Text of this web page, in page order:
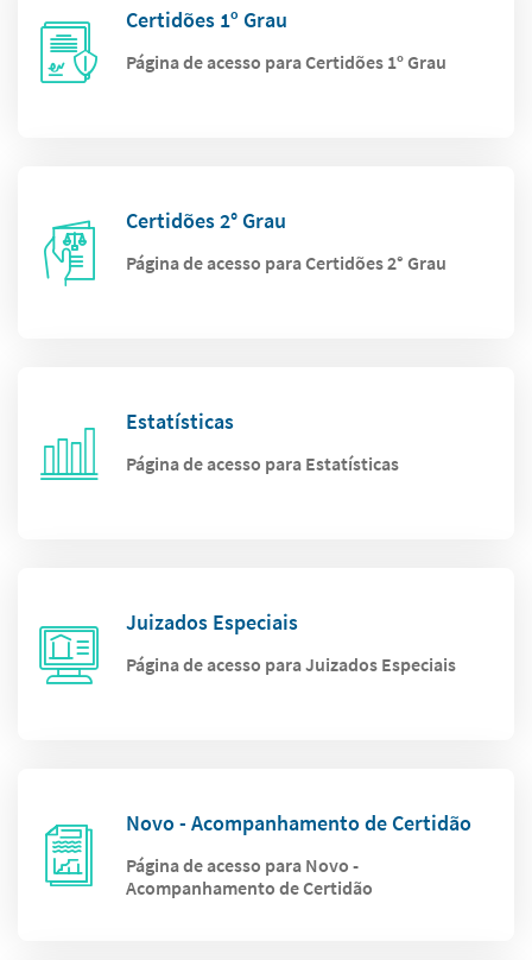
Certidões 1º Grau
Página de acesso para Certidões 1º Grau
Certidões 2° Grau
Página de acesso para Certidões 2° Grau
Estatísticas
Página de acesso para Estatísticas
Juizados Especiais
Página de acesso para Juizados Especiais
Novo - Acompanhamento de Certidão
Página de acesso para Novo -
Acompanhamento de Certidão